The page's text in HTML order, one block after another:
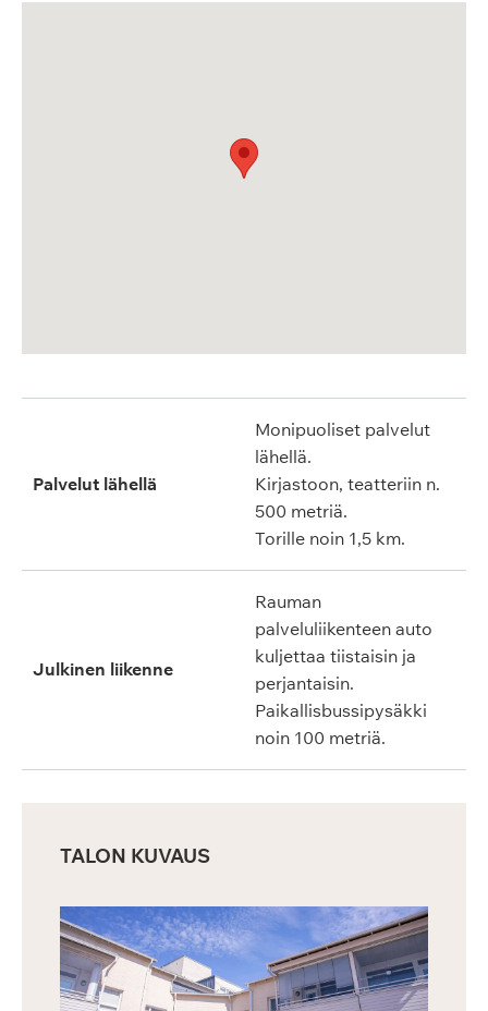
Palvelut lähellä
Monipuoliset palvelut
lähellä.
Kirjastoon, teatteriin n.
500 metriä.
Torille noin 1,5 km.
Julkinen liikenne
Rauman
palveluliikenteen auto
kuljettaa tiistaisin ja
perjantaisin.
Paikallisbussipysäkki
noin 100 metriä.
TALON KUVAUS